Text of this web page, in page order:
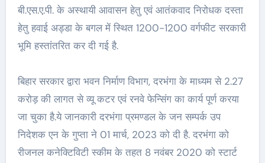
बी.एस.ए.पी. के अस्थायी आवासन हेतु एवं आतंकवाद निरोधक दस्ता
हेतु हवाई अड्डा के बगल में स्थित 1200-1200 वर्गफीट सरकारी
भूमि हस्तांतरित कर दी गई है.
बिहार सरकार द्वारा भवन निर्माण विभाग, दरभंगा के माध्यम से 2.27
करोड़ की लागत से व्यू कटर एवं रनवे फेन्सिंग का कार्य पूर्ण करया
जा चुका है.ये जानकारी दरभंगा प्रमण्डल के जन सम्पर्क उप
निदेशक एन के गुप्ता ने 01 मार्च, 2023 को दी है. दरभंगा को
रीजनल कनेक्टिविटी स्कीम के तहत 8 नवंबर 2020 को स्टार्ट